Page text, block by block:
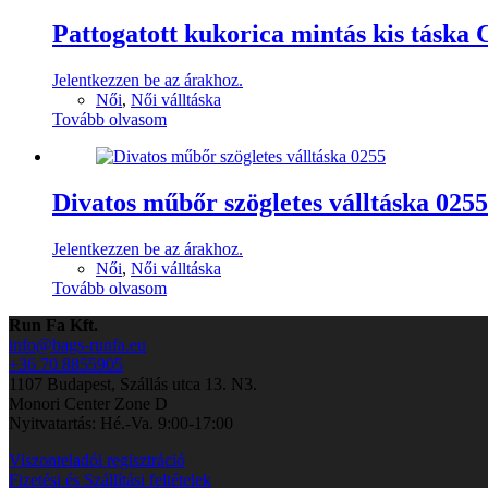
Pattogatott kukorica mintás kis táska
Jelentkezzen be az árakhoz.
Női, Női válltáska
Tovább olvasom
Divatos műbőr szögletes válltáska 0255
Jelentkezzen be az árakhoz.
Női, Női válltáska
Tovább olvasom
Run Fa Kft.
info@bags-runfa.eu
+36 70 8855905
1107 Budapest, Szállás utca 13. N3.
Monori Center Zone D
Nyitvatartás: Hé.-Va. 9:00-17:00
Viszonteladói regisztráció
Fizetési és Szállítási feltételek